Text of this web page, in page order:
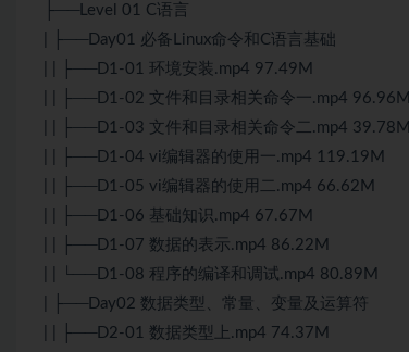
├──Level 01 C语言
| ├──Day01 必备Linux命令和C语言基础
| | ├──D1-01 环境安装.mp4 97.49M
| | ├──D1-02 文件和目录相关命令一.mp4 96.96M
| | ├──D1-03 文件和目录相关命令二.mp4 39.78M
| | ├──D1-04 vi编辑器的使用一.mp4 119.19M
| | ├──D1-05 vi编辑器的使用二.mp4 66.62M
| | ├──D1-06 基础知识.mp4 67.67M
| | ├──D1-07 数据的表示.mp4 86.22M
| | └──D1-08 程序的编译和调试.mp4 80.89M
| ├──Day02 数据类型、常量、变量及运算符
| | ├──D2-01 数据类型上.mp4 74.37M